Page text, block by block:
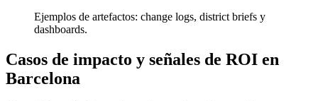
Ejemplos de artefactos: change logs, district briefs y
dashboards.
Casos de impacto y señales de ROI en
Barcelona